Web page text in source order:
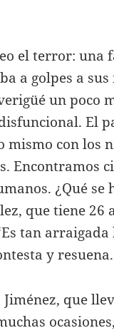
el terror: una
a golpes a sus
un poco
El
mismo con los
Encontramos
¿Qué se
que tiene 26
tan
y resuena.
que